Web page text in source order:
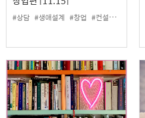
#상담 #생애설계 #창업 #컨설턴트